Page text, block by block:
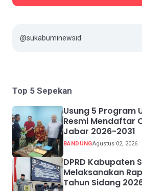
@sukabuminewsid
Top 5 Sepekan
Usung 5 Program
Resmi Mendaftar
Jabar 2026-2031
BANDUNGAgustus 02, 2026
DPRD Kabupaten
Melaksanakan
Tahun Sidang